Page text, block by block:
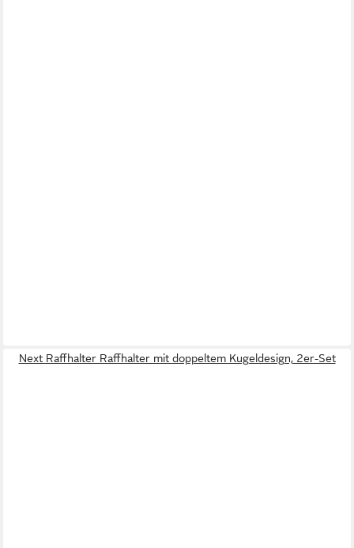
Next Raffhalter Raffhalter mit doppeltem Kugeldesign, 2er-Set